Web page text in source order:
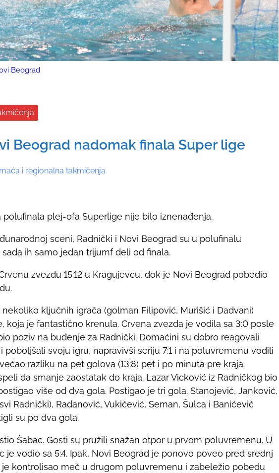
Beograd
Beograd nadomak finala Super lige
i regionalna takmičenja
plej-ofa Superlige nije bilo iznenađenja.
sceni, Radnički i Novi Beograd su u polufinalu
ih samo jedan trijumf deli od finala.
zvezdu 15:12 u Kragujevcu, dok je Novi Beograd pobedio
ključnih igrača (golman Filipović, Murišić i Dadvani)
koja je fantastično krenula. Crvena zvezda je vodila sa 3:0 posle
poziv na buđenje za Radnički. Domaćini su dobro reagovali
poboljšali svoju igru, napravivši seriju 7:1 i na poluvremenu vodili
razliku na pet golova (13:8) pet i po minuta pre kraja
da smanje zaostatak do kraja. Lazar Vicković iz Radničkog bio
više od dva gola. Postigao je tri gola. Stanojević, Janković,
Radnički), Radanović, Vukićević, Seman, Šulca i Banićević
su po dva gola.
Šabac. Gosti su pružili snažan otpor u prvom poluvremenu. U
je vodio sa 5:4. Ipak, Novi Beograd je ponovo poveo pred srednj
je kontrolisao meč u drugom poluvremenu i zabeležio pobedu